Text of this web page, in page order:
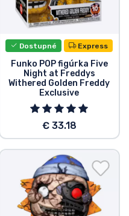
Dostupné Express
Funko POP figúrka Five
Night at Freddys
Withered Golden Freddy
Exclusive
€ 33.18